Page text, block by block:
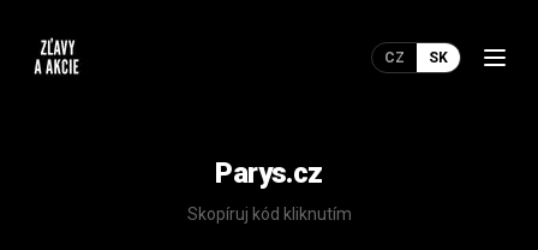
CZ SK
Parys.cz
Skopíruj kód kliknutím